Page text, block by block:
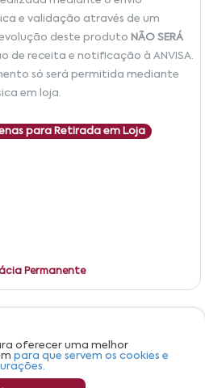
e validação através de um
deste produto NÃO SERÁ
de receita e notificação à ANVISA.
só será permitida mediante
em loja.
para Retirada em Loja
Permanente
oferecer uma melhor
para que servem os cookies e